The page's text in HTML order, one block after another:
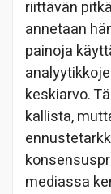
riittävän
annetaan
painoja
keskiarvo.
kallista,
mediassa